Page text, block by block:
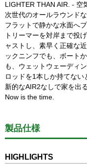
LIGHTER THAN AIR. - 空
次世代のオールラウンド
フラットで静かな水面へ
トリーマーを対岸まで投
ャストし、素早く正確な
ックニンフでも、ボート
も、ウェットウェーディ
ロッドを1本しか持てな
新的なAIR2なしで家を出
Now is the time.
製品仕様
HIGHLIGHTS